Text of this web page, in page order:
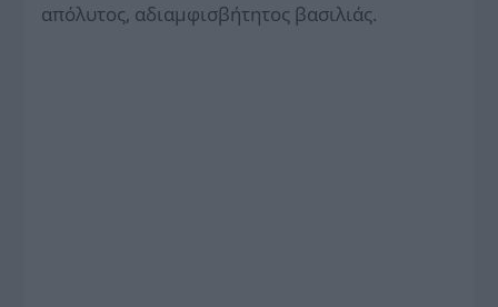
απόλυτος, αδιαμφισβήτητος βασιλιάς.